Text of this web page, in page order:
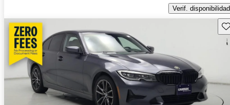
Verif. disponibilidad